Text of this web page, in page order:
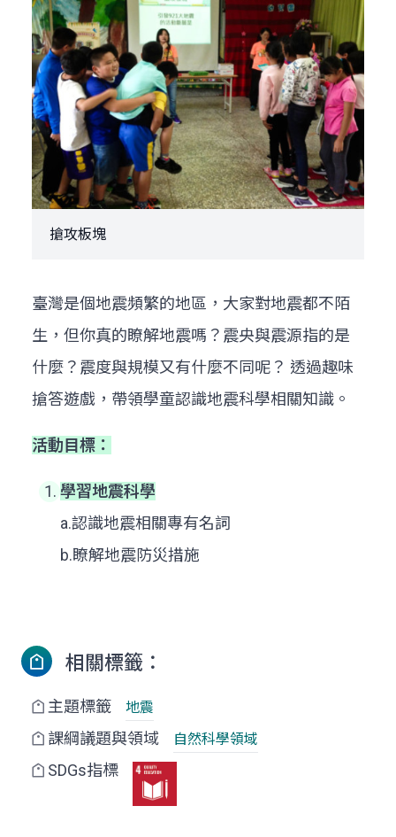
搶攻板塊
臺灣是個地震頻繁的地區，大家對地震都不陌
生，但你真的瞭解地震嗎？震央與震源指的是
什麼？震度與規模又有什麼不同呢？ 透過趣味
搶答遊戲，帶領學童認識地震科學相關知識。
活動目標：
學習地震科學
a.認識地震相關專有名詞
b.瞭解地震防災措施
相關標籤：
主題標籤 地震
課綱議題與領域 自然科學領域
SDGs指標